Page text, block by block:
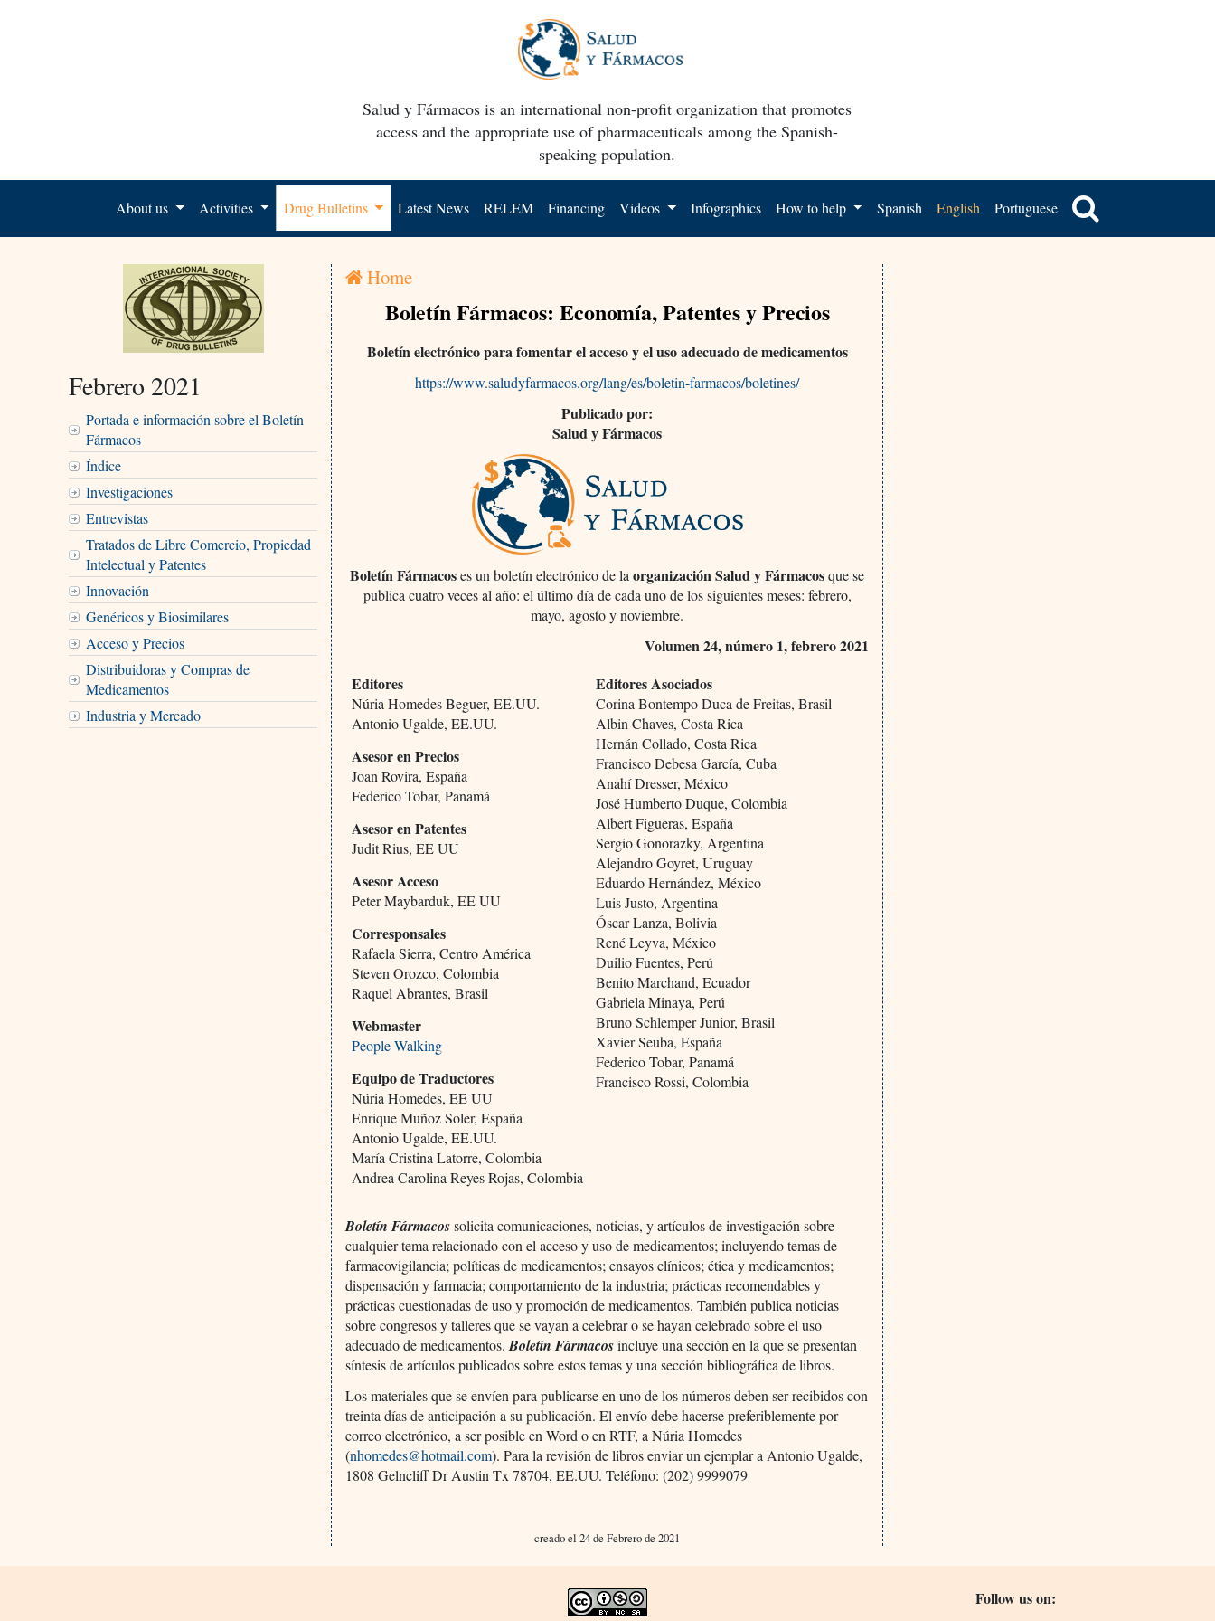
Salud y Fármacos is an international non-profit organization that promotes
access and the appropriate use of pharmaceuticals among the Spanish-
speaking population.
About us Activities Drug Bulletins Latest News RELEM Financing Videos Infographics How to help Spanish English Portuguese
Febrero 2021
Portada e información sobre el Boletín
Fármacos
Índice
Investigaciones
Entrevistas
Tratados de Libre Comercio, Propiedad
Intelectual y Patentes
Innovación
Genéricos y Biosimilares
Acceso y Precios
Distribuidoras y Compras de
Medicamentos
Industria y Mercado
Home
Boletín Fármacos: Economía, Patentes y Precios
Boletín electrónico para fomentar el acceso y el uso adecuado de medicamentos
https://www.saludyfarmacos.org/lang/es/boletin-farmacos/boletines/
Publicado por:
Salud y Fármacos
Boletín Fármacoses un boletín electrónico de laorganización Salud y Fármacosque se
publica cuatro veces al año: el último día de cada uno de los siguientes meses: febrero,
mayo, agosto y noviembre.
Volumen 24, número 1, febrero 2021
Editores
Núria Homedes Beguer, EE.UU.
Antonio Ugalde, EE.UU.
Asesor en Precios
Joan Rovira, España
Federico Tobar, Panamá
Asesor en Patentes
Judit Rius, EE UU
Asesor Acceso
Peter Maybarduk, EE UU
Corresponsales
Rafaela Sierra, Centro América
Steven Orozco, Colombia
Raquel Abrantes, Brasil
Webmaster
People Walking
Equipo de Traductores
Núria Homedes, EE UU
Enrique Muñoz Soler, España
Antonio Ugalde, EE.UU.
María Cristina Latorre, Colombia
Andrea Carolina Reyes Rojas, Colombia
Editores Asociados
Corina Bontempo Duca de Freitas, Brasil
Albin Chaves, Costa Rica
Hernán Collado, Costa Rica
Francisco Debesa García, Cuba
Anahí Dresser, México
José Humberto Duque, Colombia
Albert Figueras, España
Sergio Gonorazky, Argentina
Alejandro Goyret, Uruguay
Eduardo Hernández, México
Luis Justo, Argentina
Óscar Lanza, Bolivia
René Leyva, México
Duilio Fuentes, Perú
Benito Marchand, Ecuador
Gabriela Minaya, Perú
Bruno Schlemper Junior, Brasil
Xavier Seuba, España
Federico Tobar, Panamá
Francisco Rossi, Colombia
Boletín Fármacossolicita comunicaciones, noticias, y artículos de investigación sobre
cualquier tema relacionado con el acceso y uso de medicamentos; incluyendo temas de
farmacovigilancia; políticas de medicamentos; ensayos clínicos; ética y medicamentos;
dispensación y farmacia; comportamiento de la industria; prácticas recomendables y
prácticas cuestionadas de uso y promoción de medicamentos. También publica noticias
sobre congresos y talleres que se vayan a celebrar o se hayan celebrado sobre el uso
adecuado de medicamentos.Boletín Fármacosincluye una sección en la que se presentan
síntesis de artículos publicados sobre estos temas y una sección bibliográfica de libros.
Los materiales que se envíen para publicarse en uno de los números deben ser recibidos con
treinta días de anticipación a su publicación. El envío debe hacerse preferiblemente por
correo electrónico, a ser posible en Word o en RTF, a Núria Homedes
(nhomedes@hotmail.com). Para la revisión de libros enviar un ejemplar a Antonio Ugalde,
1808 Gelncliff Dr Austin Tx 78704, EE.UU. Teléfono: (202) 9999079
creado el 24 de Febrero de 2021
Follow us on: